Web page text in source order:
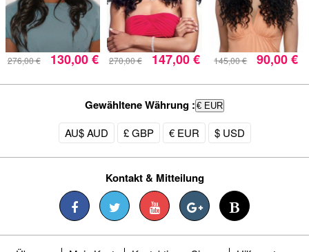
276,00 € 130,00 € 270,00 € 147,00 € 145,00 € 90,00 €
Gewähltene Währung : € EUR
AU$ AUD £ GBP € EUR $ USD
Kontakt & Mitteilung